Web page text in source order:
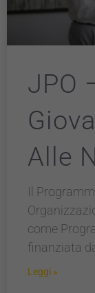
JPO
Alle
Il
come
finanziata
Leggi »